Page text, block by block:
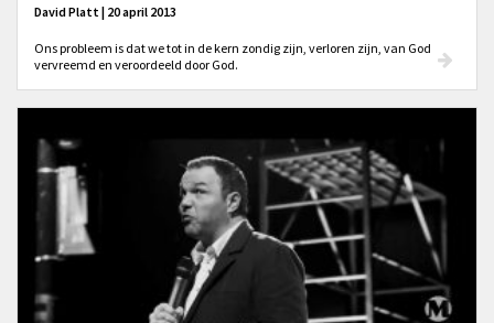
David Platt | 20 april 2013
Ons probleem is dat we tot in de kern zondig zijn, verloren zijn, van God
vervreemd en veroordeeld door God.